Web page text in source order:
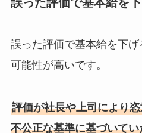
誤った評価で基本給を下
可能性が高いです。
評価が社長や上司により
不公正な基準に基づいて